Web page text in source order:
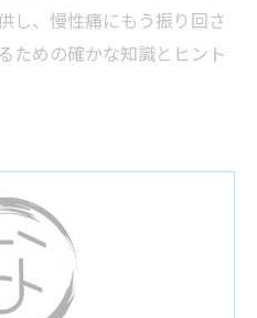
し、慢性痛にもう振り回さ
ための確かな知識とヒント